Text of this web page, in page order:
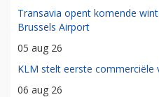
Transavia opent komende
Brussels Airport
05 aug 26
KLM stelt eerste commerciële
06 aug 26